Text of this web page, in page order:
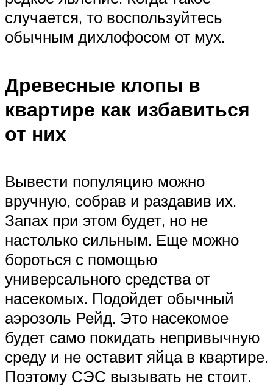
случается, то воспользуйтесь
обычным дихлофосом от мух.
Древесные клопы в
квартире как избавиться
от них
Вывести популяцию можно
вручную, собрав и раздавив их.
Запах при этом будет, но не
настолько сильным. Еще можно
бороться с помощью
универсального средства от
насекомых. Подойдет обычный
аэрозоль Рейд. Это насекомое
будет само покидать непривычную
среду и не оставит яйца в квартире.
Поэтому СЭС вызывать не стоит.